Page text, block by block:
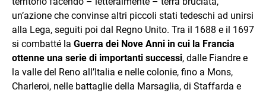
un’azione che convinse altri piccoli stati tedeschi ad unirsi
alla Lega, seguiti poi dal Regno Unito. Tra il 1688 e il 1697
si combatté la Guerra dei Nove Anni in cui la Francia
ottenne una serie di importanti successi, dalle Fiandre e
la valle del Reno all’Italia e nelle colonie, fino a Mons,
Charleroi, nelle battaglie della Marsaglia, di Staffarda e